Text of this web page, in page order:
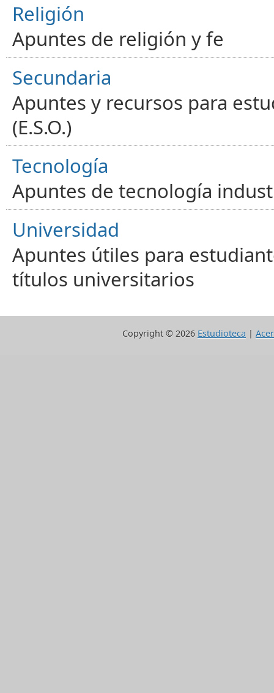
Religión
Apuntes de religión y fe
Secundaria
Apuntes y recursos para
(E.S.O.)
Tecnología
Apuntes de tecnología
Universidad
Apuntes útiles para
títulos universitarios
Copyright © 2026 Estudioteca |